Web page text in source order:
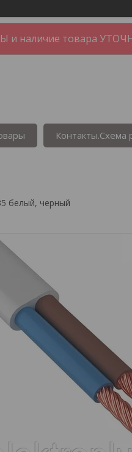
и наличие товара
Контакты.Сxема
белый, черный